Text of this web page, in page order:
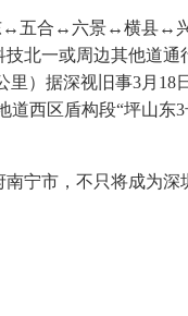
东↔五合↔六景↔横
一或周边其他道通
）据深视旧事3月
西区盾构段“坪山东
市，不只将成为深